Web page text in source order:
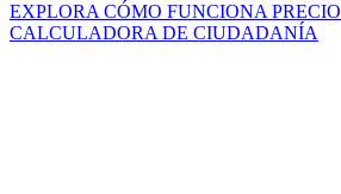
EXPLORA CÓMO FUNCIONA PRECIO
CALCULADORA DE CIUDADANÍA